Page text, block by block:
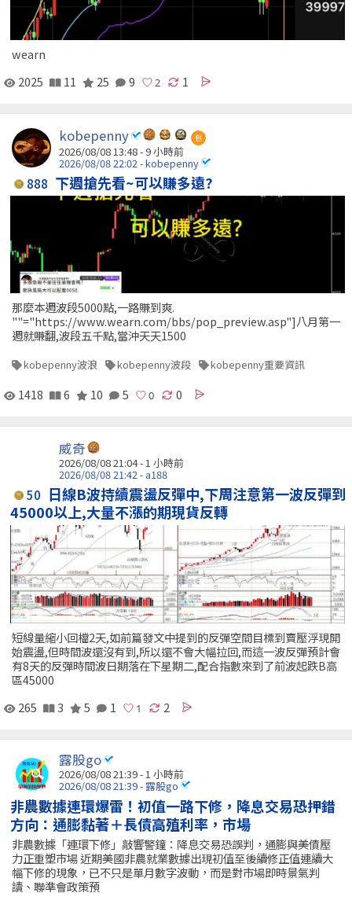
wearn
2025
11 25 9 1
kobepenny 包
2026/08/08 13:48 -9 小時前
2026/08/08 22:02 - kobepenny
888 下週搶先看~可以賺多遠?
那麼本週波段5000點,一路賺到爽.
""="https://www.wearn.com/bbs/pop_preview.asp"]八月第一
週就賺翻,波段五千點,當沖天天1500
kobepenny波浪 kobepenny波段 kobepenny重要資訊
1418 6 10 5 0
威奇
2026/08/08 21:04 -1 小時前
2026/08/08 21:42 - a188
50 日線B波持續震盪反彈中,下周注意第一波反彈到
45000以上,大量不漲的期現貨反轉
短線量縮小回檔2天,如前篇發文中提到的反彈空間目標到賣壓浮現開
始震盪,但時間波還沒有到,所以還不會大幅拉回,而這一波反彈預計會
有8天的反彈時間波日期落在下星期二,配合指數來到了前波起跌B高
區45000
265
3 5 1 2
露股go
2026/08/08 21:39 - 1 小時前
2026/08/08 21:39 - 露股go
非農數據連環爆雷！初值一路下修，降息交易恐押錯
方向：通膨黏著＋長債高殖利率，市場
非農數據「連環下修」敲響警鐘：降息交易恐誤判，通膨與美債壓
力正重塑市場 近期美國非農就業數據出現初值至後續修正值連續大
幅下修的現象，已不只是單月數字波動，而是對市場即時景氣判
讀、聯準會政策預